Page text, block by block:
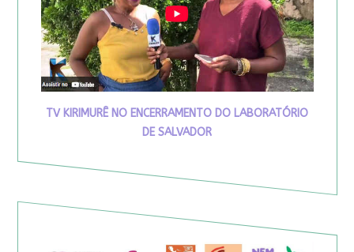
TV KIRIMURÊ NO ENCERRAMENTO DO LABORATÓRIO
DE SALVADOR